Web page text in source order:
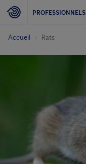
PROFESSIONNELS
Accueil Rats